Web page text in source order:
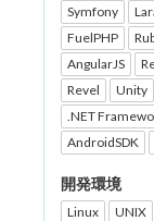
Symfony
FuelPHP
AngularJS
Revel
Unity
.NET
AndroidSDK
開発環境
Linux UNIX